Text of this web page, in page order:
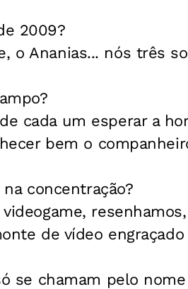
2009?
o Ananias... nós três
cada um esperar a
bem o
concentração?
de vídeo engraçado
se chamam pelo